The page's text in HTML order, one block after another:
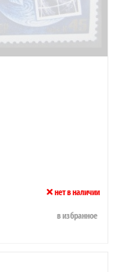
нет в наличии
в избранное